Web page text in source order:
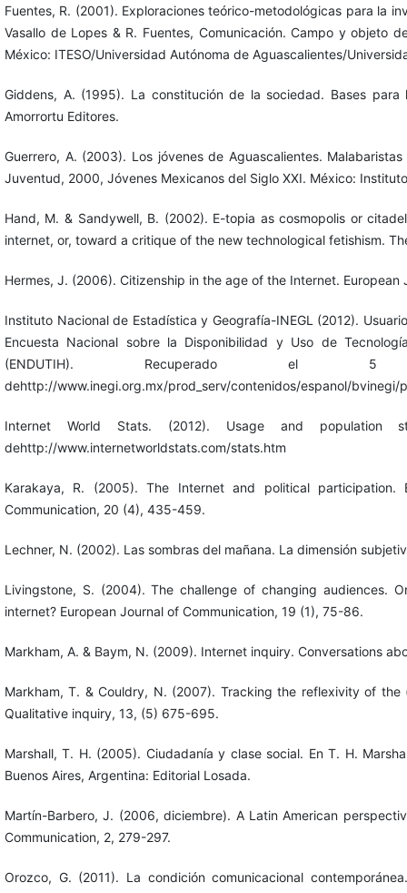
Fuentes, R. (2001). Exploraciones teórico-metodológicas para la
Vasallo de Lopes & R. Fuentes, Comunicación. Campo y objeto
México: ITESO/Universidad Autónoma de Aguascalientes/
Giddens, A. (1995). La constitución de la sociedad. Bases
Amorrortu Editores.
Guerrero, A. (2003). Los jóvenes de Aguascalientes.
Juventud, 2000, Jóvenes Mexicanos del Siglo XXI. México:
Hand, M. & Sandywell, B. (2002). E-topia as cosmopolis or
internet, or, toward a critique of the new technological fetishism.
Hermes, J. (2006). Citizenship in the age of the Internet.
Instituto Nacional de Estadística y Geografía-INEGL (2012).
Encuesta Nacional sobre la Disponibilidad y Uso de
(ENDUTIH).
dehttp://www.inegi.org.mx/prod_serv/contenidos/espanol/
Internet World Stats. (2012). Usage and
dehttp://www.internetworldstats.com/stats.htm
Karakaya, R. (2005). The Internet and political
Communication, 20 (4), 435-459.
Lechner, N. (2002). Las sombras del mañana. La dimensión
Livingstone, S. (2004). The challenge of changing audiences.
internet? European Journal of Communication, 19 (1), 75-86.
Markham, A. & Baym, N. (2009). Internet inquiry. Conversations
Markham, T. & Couldry, N. (2007). Tracking the reflexivity of
Qualitative inquiry, 13, (5) 675-695.
Marshall, T. H. (2005). Ciudadanía y clase social. En T. H.
Buenos Aires, Argentina: Editorial Losada.
Martín-Barbero, J. (2006, diciembre). A Latin American
Communication, 2, 279-297.
Orozco, G. (2011). La condición comunicacional